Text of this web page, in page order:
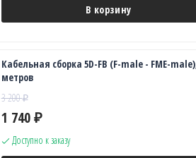
В корзину
Кабельная сборка 5D-FB (F-male - FME-
метров
3 200₽
1 740 ₽
Доступно к заказу